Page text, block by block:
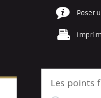
Poser
Les points